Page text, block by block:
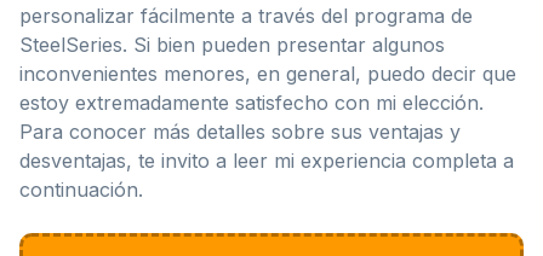
personalizar fácilmente a través del programa de
SteelSeries. Si bien pueden presentar algunos
inconvenientes menores, en general, puedo decir que
estoy extremadamente satisfecho con mi elección.
Para conocer más detalles sobre sus ventajas y
desventajas, te invito a leer mi experiencia completa a
continuación.